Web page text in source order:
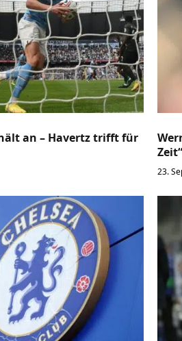
an – Havertz trifft für
Zeit“
23.